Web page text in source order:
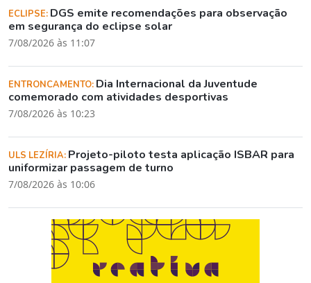
ECLIPSE: DGS emite recomendações para observação
em segurança do eclipse solar
7/08/2026 às 11:07
ENTRONCAMENTO: Dia Internacional da Juventude
comemorado com atividades desportivas
7/08/2026 às 10:23
ULS LEZÍRIA: Projeto-piloto testa aplicação ISBAR para
uniformizar passagem de turno
7/08/2026 às 10:06